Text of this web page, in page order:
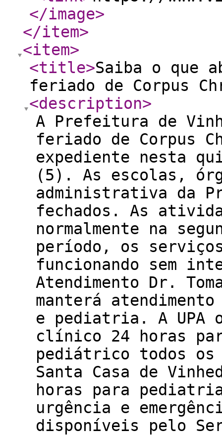
</image>
</item>
<item>
<title>Saiba o que
feriado de Corpus
<description>
A Prefeitura de
feriado de Corpus
expediente nesta
(5). As escolas,
administrativa da
fechados. As
normalmente na
período, os
funcionando sem
Atendimento Dr.
manterá
e pediatria. A UPA
clínico 24 horas
pediátrico todos os
Santa Casa de
horas para
urgência e
disponíveis pelo